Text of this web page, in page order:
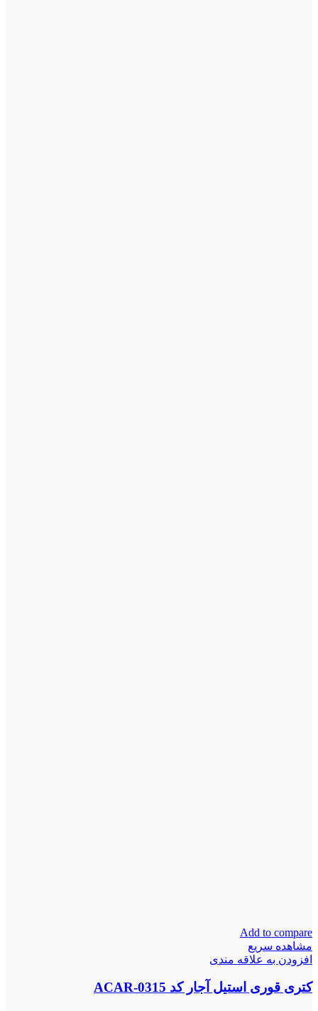
Add to compare
مشاهده سریع
افزودن به علاقه مندی
کتری قوری استیل آجار کد ACAR-0315